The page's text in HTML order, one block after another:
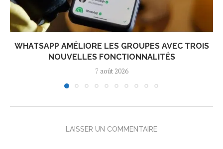
WHATSAPP AMÉLIORE LES GROUPES AVEC TROIS
NOUVELLES FONCTIONNALITÉS
7 août 2026
LAISSER UN COMMENTAIRE